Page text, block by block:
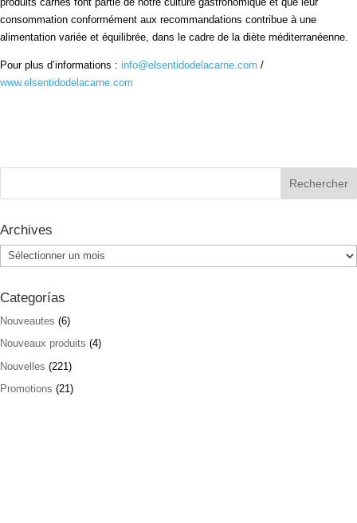
consommation conformément aux recommandations contribue à une
alimentation variée et équilibrée, dans le cadre de la diète méditerranéenne.
Pour plus d’informations : info@elsentidodelacarne.com /
www.elsentidodelacarne.com
Archives
Archives
Categorías
Nouveautes (6)
Nouveaux produits (4)
Nouvelles (221)
Promotions (21)